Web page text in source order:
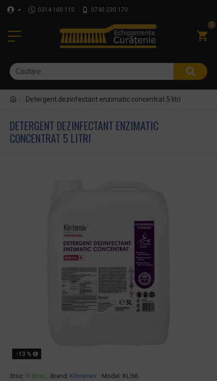
0314 100 110 0740 230 170
0
Detergent dezinfectant enzimatic concentrat 5 litri
DETERGENT DEZINFECTANT ENZIMATIC
CONCENTRAT 5 LITRI
-13 %
Stoc: În Stoc Brand: Klintensiv Model: KLI56